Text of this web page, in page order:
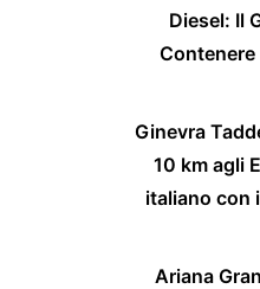
Diesel: Il
Contenere
Ginevra
10 km agli
italiano con
Ariana